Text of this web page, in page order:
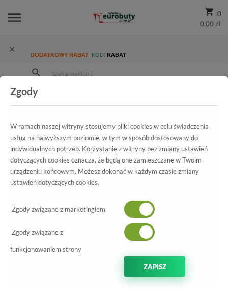
0
0,00 zł
DODATKOWY RABAT KOD: RABAT
Kolekcja damska
Czółenka
Wszystkie produkty
1470 Fuksja Zamsz
Zgody
W ramach naszej witryny stosujemy pliki cookies w celu świadczenia
usług na najwyższym poziomie, w tym w sposób dostosowany do
indywidualnych potrzeb. Korzystanie z witryny bez zmiany ustawień
dotyczących cookies oznacza, że będą one zamieszczane w Twoim
urządzeniu końcowym. Możesz dokonać w każdym czasie zmiany
ustawień dotyczących cookies.
Zgody związane z marketingiem
Zgody związane z
funkcjonowaniem strony
ZAPISZ